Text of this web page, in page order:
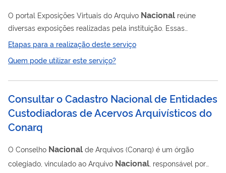
O portal Exposições Virtuais do Arquivo Nacional reúne
diversas exposições realizadas pela instituição. Essas
exposições são instrumentos de difusão do acervo do Arquivo
Etapas para a realização deste serviço
Quem pode utilizar este serviço?
Consultar o Cadastro Nacional de Entidades
Custodiadoras de Acervos Arquivísticos do
Conarq
O Conselho Nacional de Arquivos (Conarq) é um órgão
colegiado, vinculado ao Arquivo Nacional , responsável por